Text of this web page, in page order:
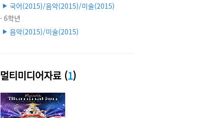
▶ 국어(2015)/음악(2015)/미술(2015)
· 6학년
▶ 음악(2015)/미술(2015)
멀티미디어자료 (1)